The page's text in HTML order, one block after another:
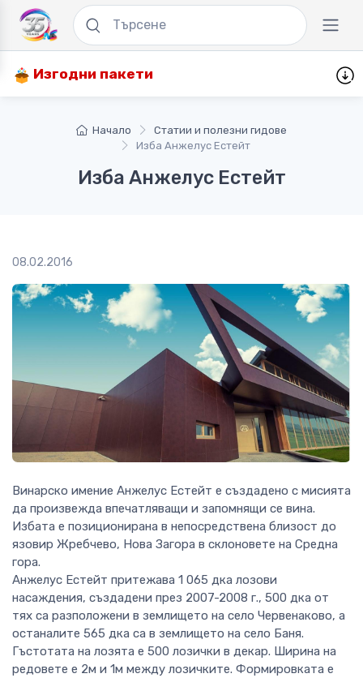
Изгодни пакети
Начало
Статии и полезни гидове
Изба Анжелус Естейт
Изба Анжелус Естейт
08.02.2016
Винарско имение Анжелус Естейт е създадено с мисията
да произвежда впечатляващи и запомнящи се вина.
Избата е позиционирана в непосредствена близост до
язовир Жребчево, Нова Загора в склоновете на Средна
гора.
Анжелус Естейт притежава 1 065 дка лозови
нaсаждения, създадени през 2007-2008 г., 500 дка от
тях са разположени в землището на село Червенаково, а
останалите 565 дка са в землището на село Баня.
Гъстотата на лозята е 500 лозички в декар. Ширина на
редовете е 2м и 1м между лозичките. Формировката е